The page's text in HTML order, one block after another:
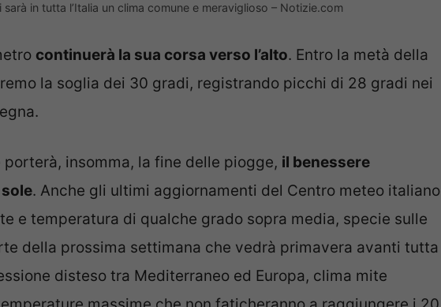
in tutta l’Italia un clima comune e meraviglioso – Notizie.com
continuerà la sua corsa verso l’alto. Entro la metà della
la soglia dei 30 gradi, registrando picchi di 28 gradi nei
porterà, insomma, la fine delle piogge, il benessere
. Anche gli ultimi aggiornamenti del Centro meteo italiano
e temperatura di qualche grado sopra media, specie sulle
della prossima settimana che vedrà primavera avanti tutta
disteso tra Mediterraneo ed Europa, clima mite